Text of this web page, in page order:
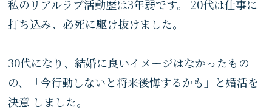
私のリアルラブ活動歴は3年弱です。 20代は仕事に
打ち込み、必死に駆け抜けました。
30代になり、結婚に良いイメージはなかったもの
の、「今行動しないと将来後悔するかも」と婚活を
決意 しました。